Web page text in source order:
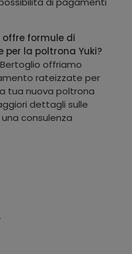
formule di
la poltrona Yuki?
offriamo
rateizzate per
tua nuova poltrona
dettagli sulle
consulenza